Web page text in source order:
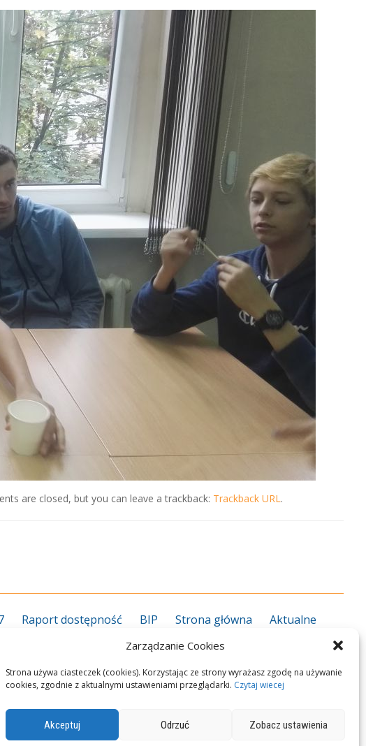
Zarządzanie Cookies
Strona używa ciasteczek (cookies). Korzystając ze strony wyrażasz zgodę na używanie
cookies, zgodnie z aktualnymi ustawieniami przeglądarki. Czytaj wiecej
Akceptuj Odrzuć Zobacz ustawienia
are closed, but you can leave a trackback: Trackback URL.
Raport dostępność BIP Strona główna
Aktualne
Kalendarz roku szkolnego
2027 Kierunki kształcenia 2026/2027
Dyrekcja Nauczyciele Pedagog/psycholog
Plan
Egzamin zawodowy Przedmioty zawodowe
Podręczniki
Lokalizacja i dojazd
WPZOOM